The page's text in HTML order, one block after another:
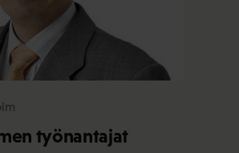
työnantajat